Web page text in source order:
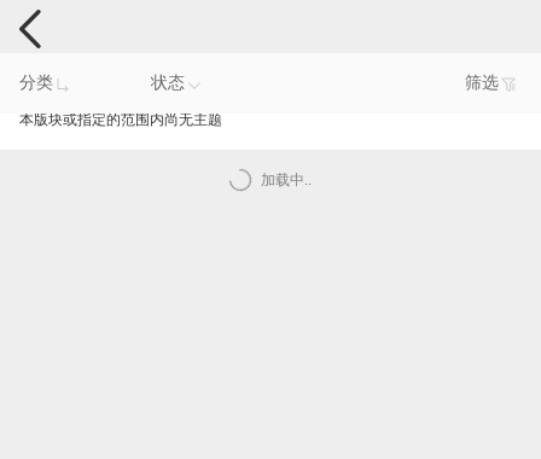
手机反馈
分类 状态 筛选
本版块或指定的范围内尚无主题
加载中..